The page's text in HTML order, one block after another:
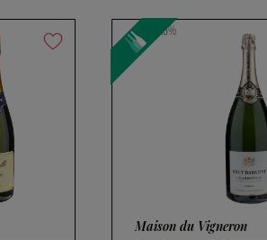
11.5%
Maison du Vigneron